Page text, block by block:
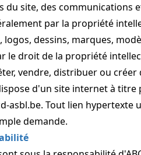
du site, des
par la propriété
logos, dessins, marques,
le droit de la propriété
vendre, distribuer ou
d'un site internet à titre
asbl.be. Tout lien hypertexte
demande.